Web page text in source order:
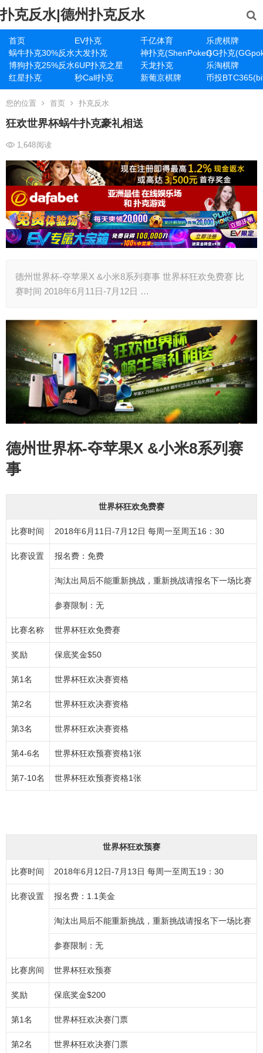
扑克反水|德州扑克反水
首页 EV扑克 千亿体育
乐虎棋牌
蜗牛扑克30%反水大发扑克 神扑克(ShenPoker)GG扑克
博狗扑克25%反水6UP扑克之星 天龙扑克
乐淘棋牌
红星扑克
秒Call扑克 新葡京棋牌 币投
您的位置 首页 扑克反水
狂欢世界杯蜗牛扑克豪礼相送
1,648阅读
德州世界杯-夺苹果X &小米8系列赛事 世界杯狂欢免费赛 比
赛时间 2018年6月11日-7月12日 …
德州世界杯-夺苹果X &小米8系列赛
事
世界杯狂欢免费赛
比赛时间 2018年6月11日-7月12日 每周一至周五16：30
比赛设置 报名费：免费
淘汰出局后不能重新挑战，重新挑战请报名下一场比赛
参赛限制：无
比赛名称 世界杯狂欢免费赛
奖励 保底奖金$50
第1名 世界杯狂欢决赛资格
第2名 世界杯狂欢决赛资格
第3名 世界杯狂欢决赛资格
第4-6名 世界杯狂欢预赛资格1张
第7-10名 世界杯狂欢预赛资格1张
世界杯狂欢预赛
比赛时间 2018年6月12日-7月13日 每周一至周五19：30
比赛设置 报名费：1.1美金
淘汰出局后不能重新挑战，重新挑战请报名下一场比赛
参赛限制：无
比赛房间 世界杯狂欢预赛
奖励 保底奖金$200
第1名 世界杯狂欢决赛门票
第2名 世界杯狂欢决赛门票